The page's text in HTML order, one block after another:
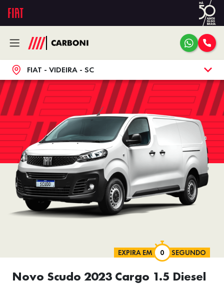
FIAT - VIDEIRA - SC
EXPIRA EM SEGUNDO
Novo Scudo 2023 Cargo 1.5 Diesel